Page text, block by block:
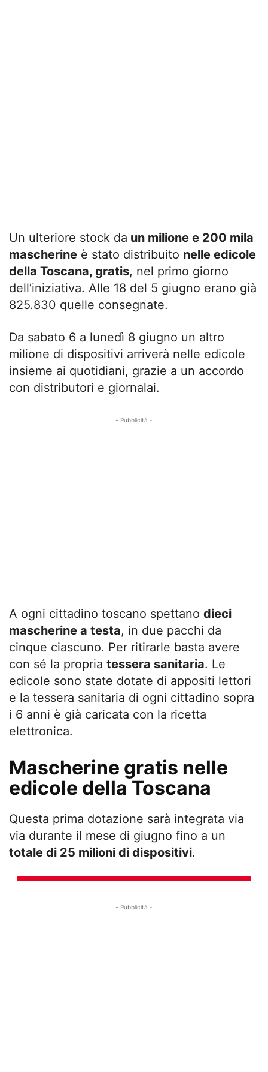
Un ulteriore stock da un milione e 200 mila
mascherine è stato distribuito nelle edicole
della Toscana, gratis, nel primo giorno
dell’iniziativa. Alle 18 del 5 giugno erano già
825.830 quelle consegnate.
Da sabato 6 a lunedì 8 giugno un altro
milione di dispositivi arriverà nelle edicole
insieme ai quotidiani, grazie a un accordo
con distributori e giornalai.
- Pubblicità -
A ogni cittadino toscano spettano dieci
mascherine a testa, in due pacchi da
cinque ciascuno. Per ritirarle basta avere
con sé la propria tessera sanitaria. Le
edicole sono state dotate di appositi lettori
e la tessera sanitaria di ogni cittadino sopra
i 6 anni è già caricata con la ricetta
elettronica.
Mascherine gratis nelle
edicole della Toscana
Questa prima dotazione sarà integrata via
via durante il mese di giugno fino a un
totale di 25 milioni di dispositivi.
- Pubblicità -